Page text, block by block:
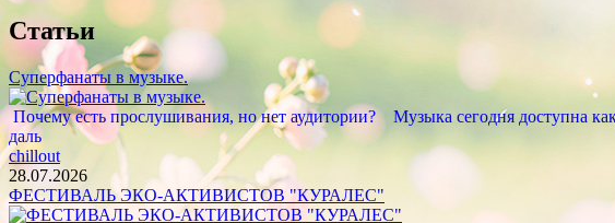
Статьи
Суперфанаты в музыке.
Почему есть прослушивания, но нет аудитории? Музыка сегодня доступна
даль
chillout
28.07.2026
ФЕСТИВАЛЬ ЭКО-АКТИВИСТОВ "КУРАЛЕС"